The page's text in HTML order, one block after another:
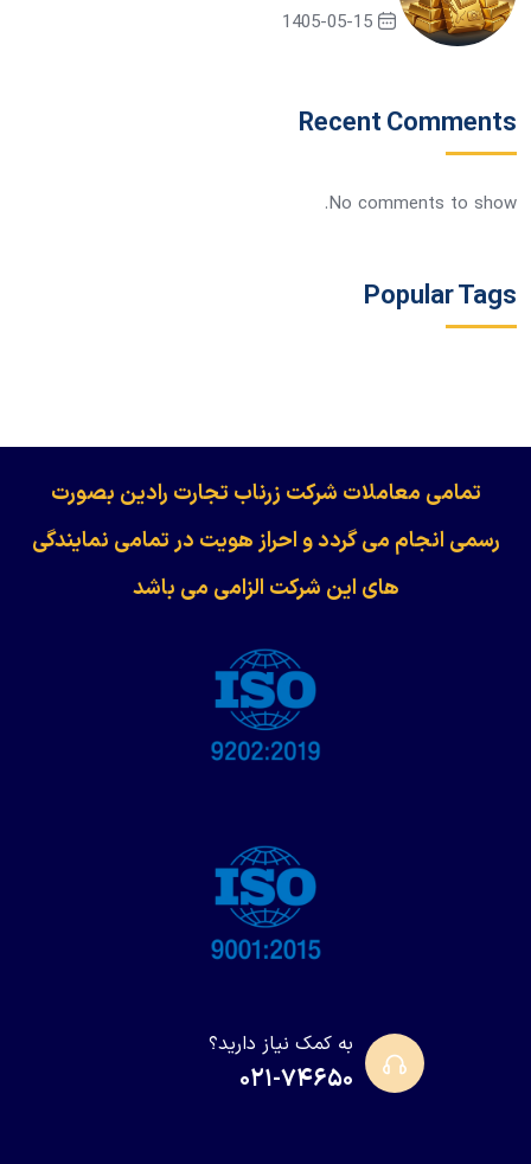
1405-05-15
Recent Comments
No comments to show.
Popular Tags
​​​​​​تمامی معاملات شرکت زرناب تجارت رادین بصورت
رسمی انجام می گردد و احراز هویت در تمامی نمایندگی
های این شرکت الزامی می باشد
به کمک نیاز دارید؟
۰۲۱-۷۴۶۵۰